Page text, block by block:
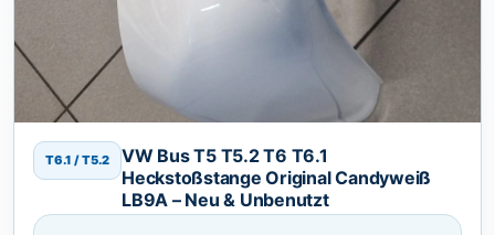
T6.1 / T5.2
VW Bus T5 T5.2 T6 T6.1
Heckstoßstange Original Candyweiß
LB9A – Neu & Unbenutzt